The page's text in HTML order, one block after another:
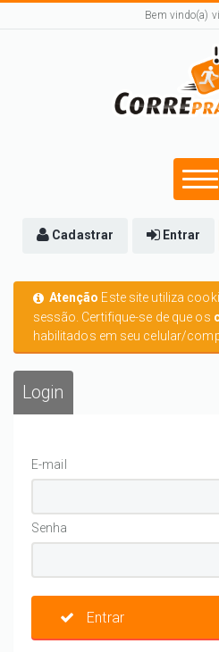
Bem vindo(a)
Cadastrar Entrar
Atenção Este site utiliza
sessão. Certifique-se de que os
habilitados em seu celular/
Login
E-mail
Senha
Entrar